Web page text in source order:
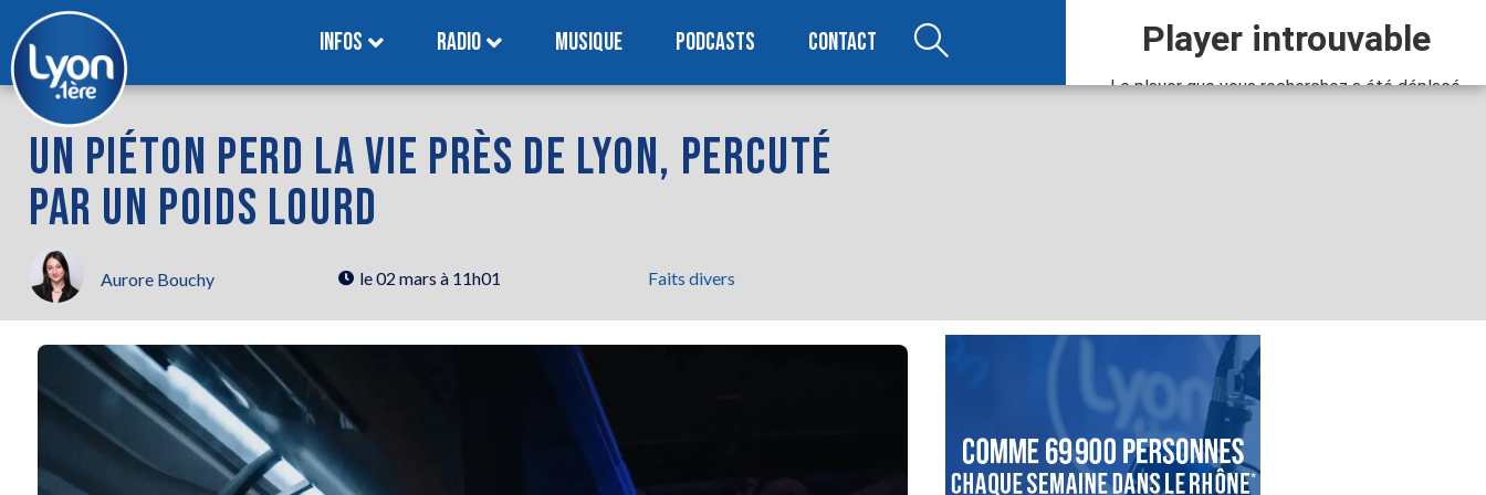
INFOS RADIO MUSIQUE PODCASTS CONTACT
UN PIÉTON PERD LA VIE PRÈS DE LYON, PERCUTÉ
PAR UN POIDS LOURD
Aurore Bouchy le02 mars à 11h01 Faits divers